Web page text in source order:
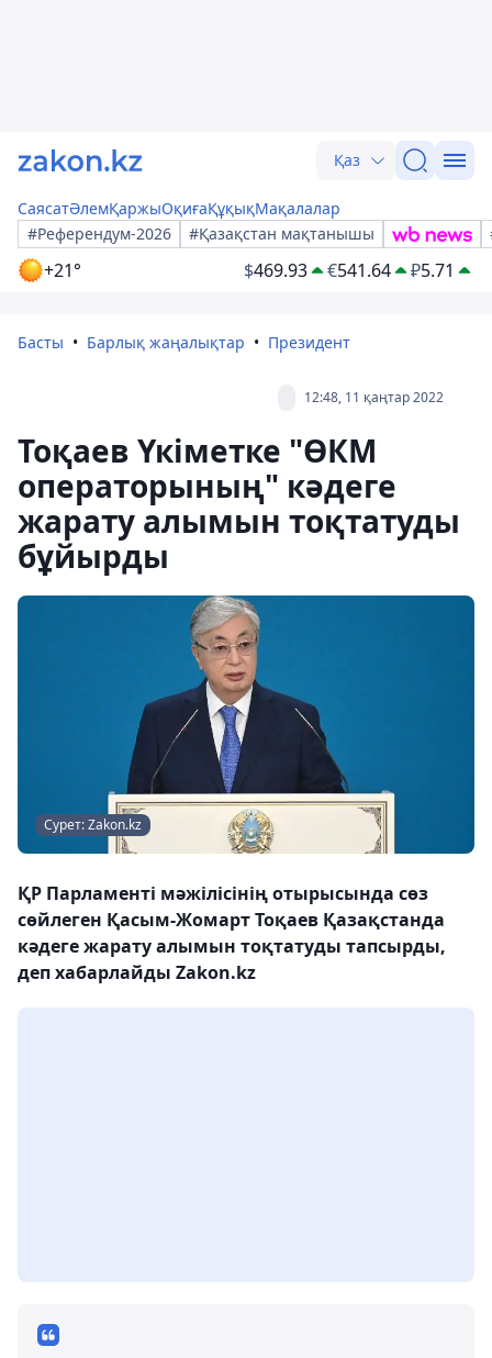
Қаз
СаясатӘлемҚаржыОқиғаҚұқықМақалалар
#Референдум-2026
#Қазақстан мақтанышы
+21° $469.93 €541.64 ₽5.71
Басты Барлық жаңалықтар Президент
12:48, 11 қаңтар 2022
Тоқаев Үкіметке "ӨКМ
операторының" кәдеге
жарату алымын тоқтатуды
бұйырды
Сурет: Zakon.kz
ҚР Парламенті мәжілісінің отырысында сөз
сөйлеген Қасым-Жомарт Тоқаев Қазақстанда
кәдеге жарату алымын тоқтатуды тапсырды,
деп хабарлайды Zakon.kz